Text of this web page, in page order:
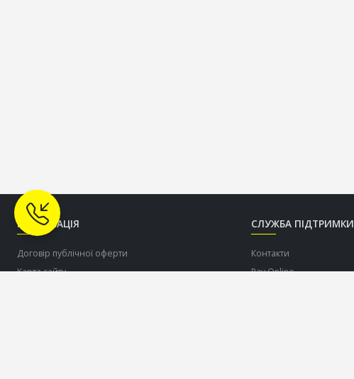
ІНФОРМАЦІЯ
Договір публічної оферти
Карта сайту
СЛУЖБА ПІДТРИМКИ
Контакти
Pay Online